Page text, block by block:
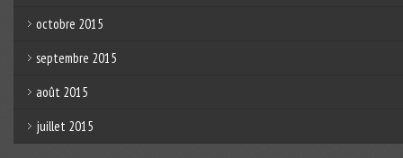
octobre 2015
septembre 2015
août 2015
juillet 2015